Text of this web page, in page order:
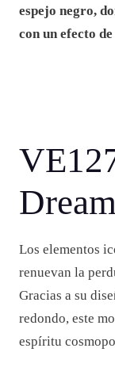
espejo negro,
con un efecto
Los elementos
renuevan la
Gracias a su
redondo, este
espíritu